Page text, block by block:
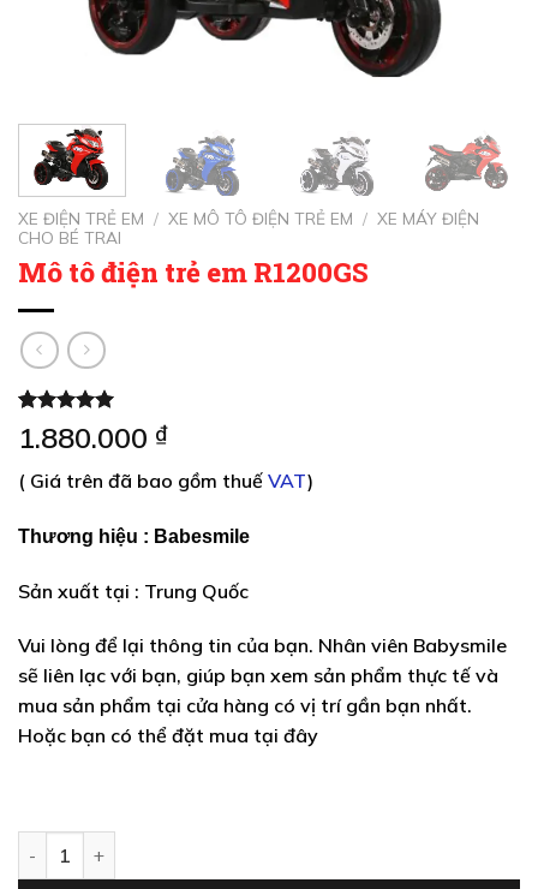
XE ĐIỆN TRẺ EM / XE MÔ TÔ ĐIỆN TRẺ EM / XE MÁY ĐIỆN
CHO BÉ TRAI
Mô tô điện trẻ em R1200GS
5.00trên 5
dựa trên
2
1.880.000 ₫
( Giá trên đã bao gồm thuế VAT)
Thương hiệu : Babesmile
Sản xuất tại : Trung Quốc
Vui lòng để lại thông tin của bạn. Nhân viên Babysmile
sẽ liên lạc với bạn, giúp bạn xem sản phẩm thực tế và
mua sản phẩm tại cửa hàng có vị trí gần bạn nhất.
Hoặc bạn có thể đặt mua tại đây